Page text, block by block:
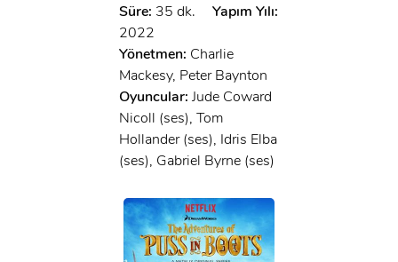
Süre: 35 dk.
Yapım Yılı:
2022
Yönetmen: Charlie
Mackesy, Peter Baynton
Oyuncular: Jude Coward
Nicoll (ses), Tom
Hollander (ses), Idris Elba
(ses), Gabriel Byrne (ses)